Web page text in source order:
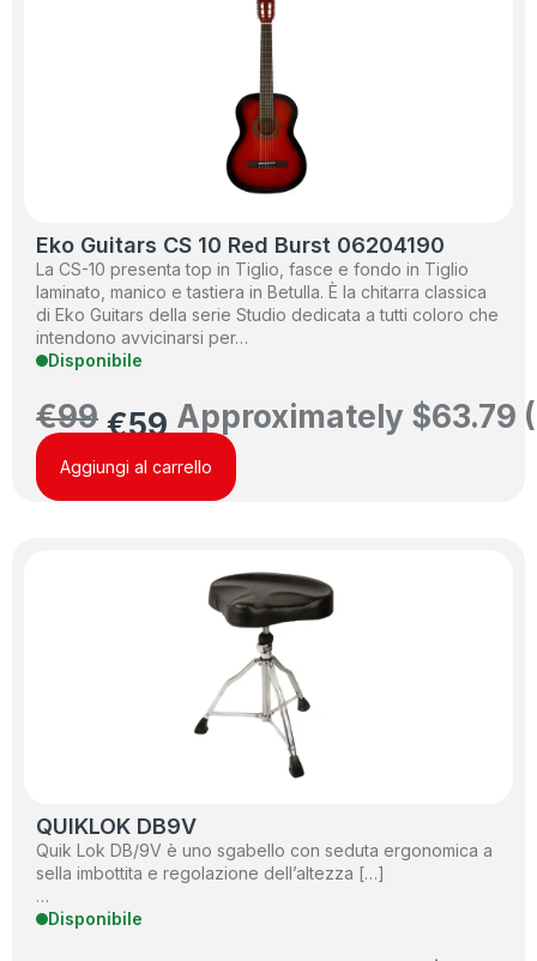
Eko Guitars CS 10 Red Burst 06204190
La CS-10 presenta top in Tiglio, fasce e fondo in Tiglio
laminato, manico e tastiera in Betulla. È la chitarra classica
di Eko Guitars della serie Studio dedicata a tutti coloro che
intendono avvicinarsi per…
Disponibile
€99 €59 Approximately $63.79
Aggiungi al carrello
QUIKLOK DB9V
Quik Lok DB/9V è uno sgabello con seduta ergonomica a
sella imbottita e regolazione dell’altezza […]
…
Disponibile